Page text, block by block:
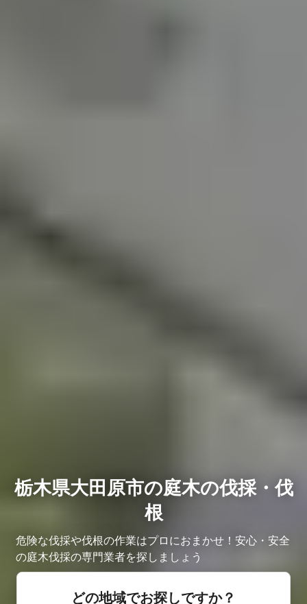
栃木県大田原市の庭木の伐採・伐
根
危険な伐採や伐根の作業はプロにおまかせ！安心・安全
の庭木伐採の専門業者を探しましょう
どの地域でお探しですか？